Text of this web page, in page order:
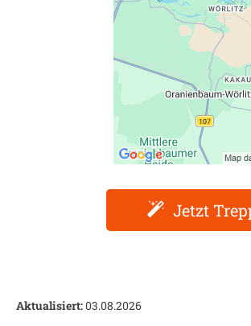
Jetzt
Aktualisiert:03.08.2026